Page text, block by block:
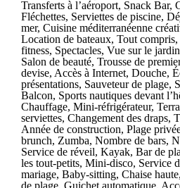
Transferts à l’aéroport, Snack Bar,
Fléchettes, Serviettes de piscine,
mer, Cuisine méditerranéenne
Location de bateaux, Tout
fitness, Spectacles, Vue sur le
Salon de beauté, Trousse de
devise, Accès à Internet, Douche,
présentations, Sauveteur de plage,
Balcon, Sports nautiques devant
Chauffage, Mini-réfrigérateur,
serviettes, Changement des draps,
Année de construction, Plage
brunch, Zumba, Nombre de bars,
Service de réveil, Kayak, Bar de
les tout-petits, Mini-disco, Service
mariage, Baby-sitting, Chaise
de plage, Guichet automatique,